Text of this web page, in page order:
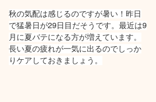
秋の気配は感じるのですが暑い！昨日
で猛暑日が29日目だそうです。最近は9
月に夏バテになる方が増えています。
長い夏の疲れが一気に出るのでしっか
りケアしておきましょう。